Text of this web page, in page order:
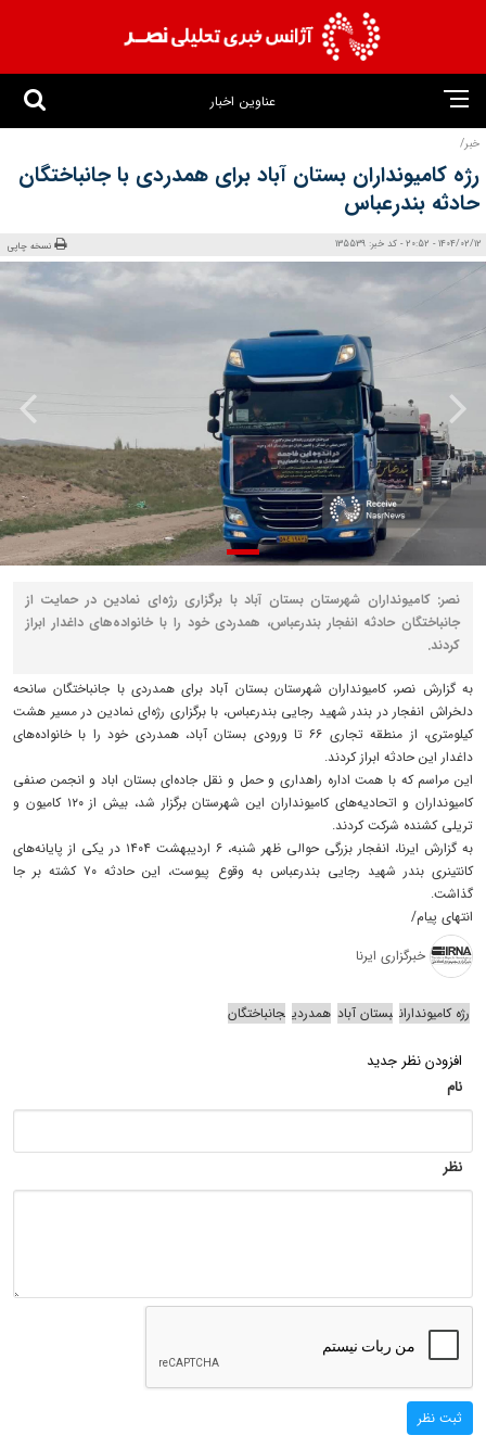
عناوین اخبار
خبر/
رژه کامیونداران بستان آباد برای همدردی با جانباختگان
حادثه بندرعباس
1404/02/12 - 20:52 - کد خبر: 135539 نسخه چاپی
نصر: کامیونداران شهرستان بستان آباد با برگزاری رژه‌ای نمادین در حمایت از
جانباختگان حادثه انفجار بندرعباس، همدردی خود را با خانواده‌های داغدار ابراز
کردند.
به گزارش نصر، کامیونداران شهرستان بستان آباد برای همدردی با جانباختگان سانحه
دلخراش انفجار در بندر شهید رجایی بندرعباس، با برگزاری رژه‌ای نمادین در مسیر هشت
کیلومتری، از منطقه تجاری ۶۶ تا ورودی بستان آباد، همدردی خود را با خانواده‌های
داغدار این حادثه ابراز کردند.
این مراسم که با همت اداره راهداری و حمل و نقل جاده‌ای بستان اباد و انجمن صنفی
کامیونداران و اتحادیه‌های کامیونداران این شهرستان برگزار شد، بیش از ۱۲۰ کامیون و
تریلی کشنده شرکت کردند.
به گزارش ایرنا، انفجار بزرگی حوالی ظهر شنبه، ۶ اردیبهشت ۱۴۰۴ در یکی از پایانه‌های
کانتینری بندر شهید رجایی بندرعباس به وقوع پیوست، این حادثه ۷۰ کشته بر جا
گذاشت.
انتهای پیام/
خبرگزاری ایرنا
رژه کامیونداران بستان آباد همدردی جانباختگان
افزودن نظر جدید
نام
نظر
ثبت نظر